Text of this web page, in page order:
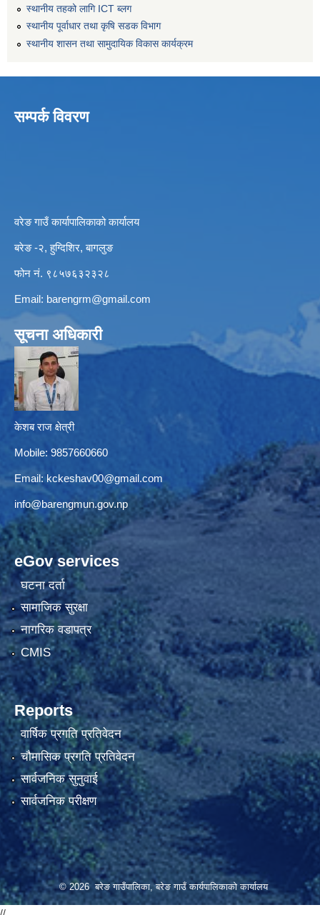
स्थानीय तहको लागि ICT ब्लग
स्थानीय पूर्वाधार तथा कृषि सडक विभाग
स्थानीय शासन तथा सामुदायिक विकास कार्यक्रम
सम्पर्क विवरण
वरेङ गाउँ कार्यापालिकाको कार्यालय
बरेङ -२, हुग्दिशिर, बागलुङ
फोन नं. ९८५७६३२३२८
Email: barengrm@gmail.com
सूचना अधिकारी
केशब राज क्षेत्री
Mobile: 9857660660
Email: kckeshav00@gmail.com
info@barengmun.gov.np
eGov services
घटना दर्ता
सामाजिक सुरक्षा
नागरिक वडापत्र
CMIS
Reports
वार्षिक प्रगति प्रतिवेदन
चौमासिक प्रगति प्रतिवेदन
सार्वजनिक सुनुवाई
सार्वजनिक परीक्षण
© 2026 बरेङ गाउँपालिका, बरेङ गाउँ कार्यपालिकाको कार्यालय